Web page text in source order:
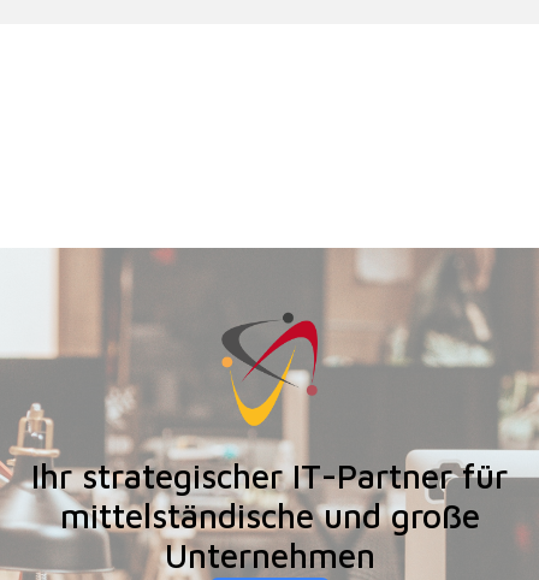
Ihr strategischer IT-Partner für
mittelständische und große
Unternehmen